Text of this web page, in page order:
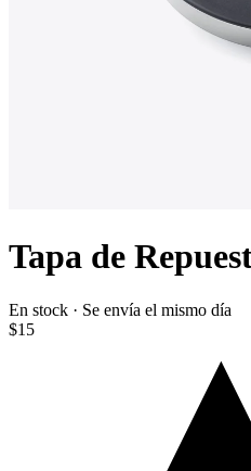
Tapa de
En stock · Se envía el mismo día
$15